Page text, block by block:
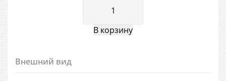
Внешний вид